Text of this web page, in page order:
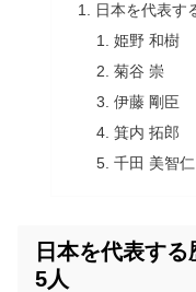
日本を代表す
姫野 和樹
菊谷 崇
伊藤 剛臣
箕内 拓郎
千田 美智仁
日本を代表す
5人